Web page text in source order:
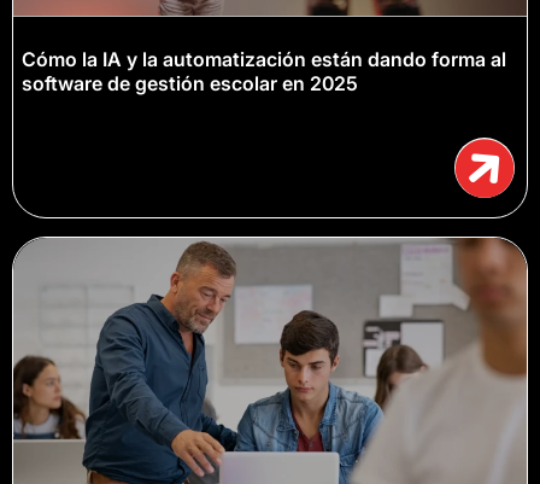
Cómo la IA y la automatización están dando forma al
software de gestión escolar en 2025